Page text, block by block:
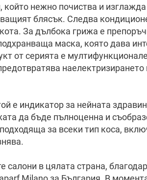
нежно почиства и изглажда
блясък. Следва
За дълбока грижа е
маска, която дава
от серията е
е индикатор за нейната
да бъде пълноценна и
за всеки тип коса,
салони в цялата страна,